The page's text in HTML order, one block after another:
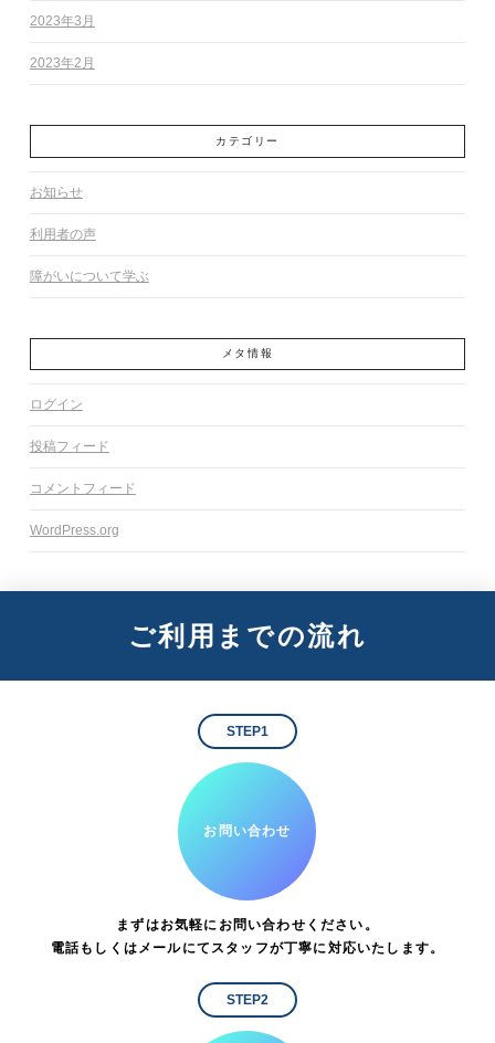
2023年3月
2023年2月
カテゴリー
お知らせ
利用者の声
障がいについて学ぶ
メタ情報
ログイン
投稿フィード
コメントフィード
WordPress.org
ご利用までの流れ
STEP1
お問い合わせ
まずはお気軽にお問い合わせください。
電話もしくはメールにてスタッフが丁寧に対応いたします。
STEP2